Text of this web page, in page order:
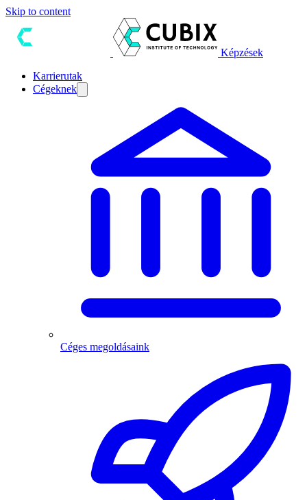
Skip to content
Képzések
Karrierutak
Cégeknek
Céges megoldásaink